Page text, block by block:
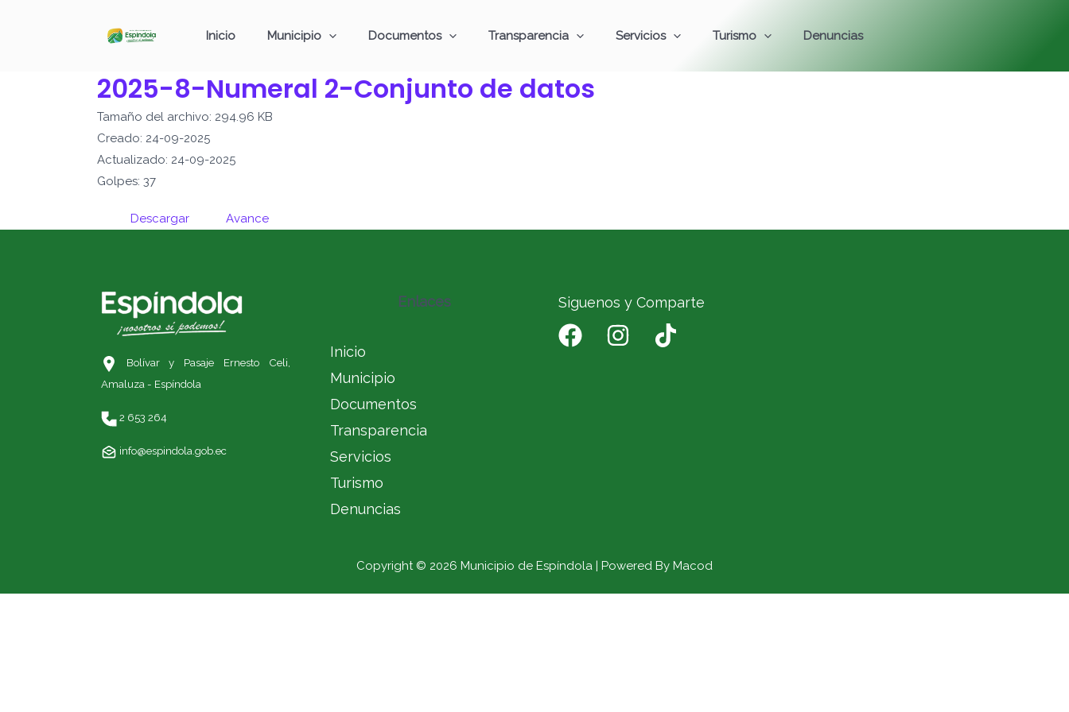
Inicio Municipio Documentos Transparencia Servicios Turismo Denuncias
2025-8-Numeral 2-Conjunto de datos
Tamaño del archivo: 294.96 KB
Creado: 24-09-2025
Actualizado: 24-09-2025
Golpes: 37
Descargar Avance
Bolívar y Pasaje Ernesto Celi,
Amaluza - Espíndola
2 653 264
info@espindola.gob.ec
Enlaces
Inicio
Municipio
Documentos
Transparencia
Servicios
Turismo
Denuncias
Siguenos y Comparte
Copyright © 2026 Municipio de Espíndola | Powered By Macod